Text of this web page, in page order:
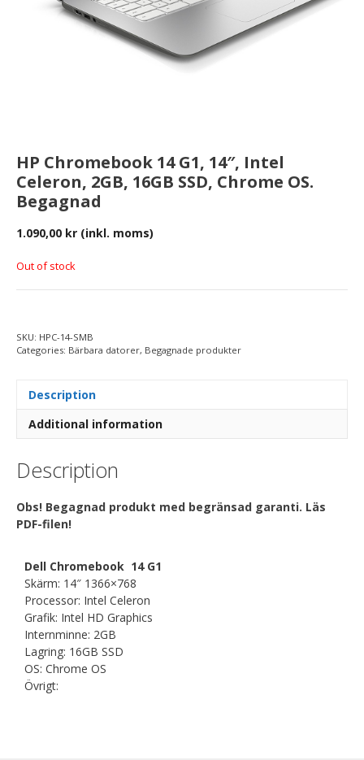
HP Chromebook 14 G1, 14″, Intel
Celeron, 2GB, 16GB SSD, Chrome OS.
Begagnad
1.090,00 kr (inkl. moms)
Out of stock
SKU: HPC-14-SMB
Categories: Bärbara datorer, Begagnade produkter
Description
Additional information
Description
Obs! Begagnad produkt med begränsad garanti. Läs
PDF-filen!
Dell Chromebook 14 G1
Skärm: 14″ 1366×768
Processor: Intel Celeron
Grafik: Intel HD Graphics
Internminne: 2GB
Lagring: 16GB SSD
OS: Chrome OS
Övrigt: